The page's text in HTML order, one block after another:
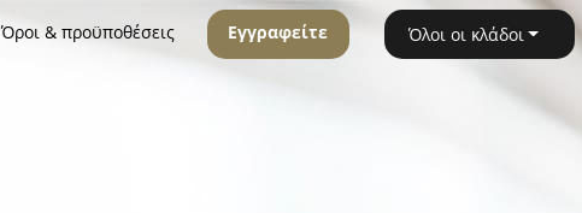
Όροι & προϋποθέσεις Εγγραφείτε Όλοι οι κλάδοι